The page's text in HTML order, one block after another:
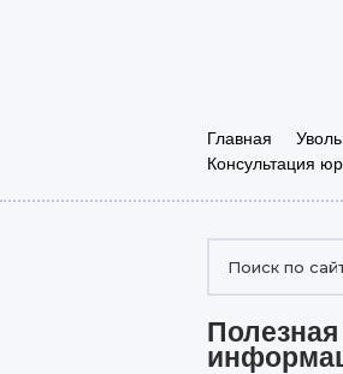
Главная
Консультация
Полезная